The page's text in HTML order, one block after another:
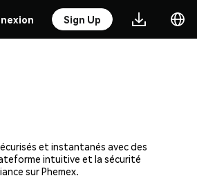
Sign Up
et instantanés avec des
intuitive et la sécurité
sur Phemex.